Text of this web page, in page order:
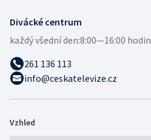
Divácké centrum
každý všední den:8:00—16:00 hodin
261 136 113
info@ceskatelevize.cz
Vzhled